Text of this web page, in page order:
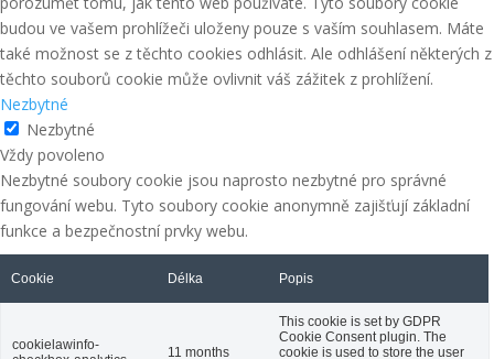
soubory cookie třetích stran, které nám pomáhají analyzovat a
porozumět tomu, jak tento web používáte. Tyto soubory cookie
budou ve vašem prohlížeči uloženy pouze s vaším souhlasem. Máte
také možnost se z těchto cookies odhlásit. Ale odhlášení některých z
těchto souborů cookie může ovlivnit váš zážitek z prohlížení.
Nezbytné
Nezbytné
Vždy povoleno
Nezbytné soubory cookie jsou naprosto nezbytné pro správné
fungování webu. Tyto soubory cookie anonymně zajišťují základní
Popis